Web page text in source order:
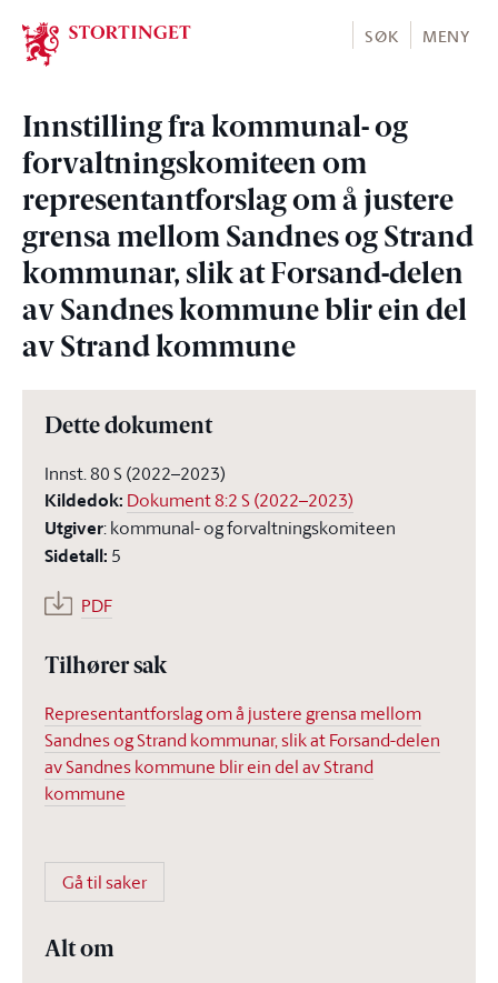
Stortinget.no
SØK MENY
Innstilling fra kommunal- og
forvaltningskomiteen om
representantforslag om å justere
grensa mellom Sandnes og Strand
kommunar, slik at Forsand-delen
av Sandnes kommune blir ein del
av Strand kommune
Dette dokument
Innst. 80 S (2022–2023)
Kildedok: Dokument 8:2 S (2022–2023)
Utgiver:kommunal- og forvaltningskomiteen
Sidetall: 5
PDF
Tilhører sak
Representantforslag om å justere grensa mellom
Sandnes og Strand kommunar, slik at Forsand-delen
av Sandnes kommune blir ein del av Strand
kommune
Gå til saker
Alt om